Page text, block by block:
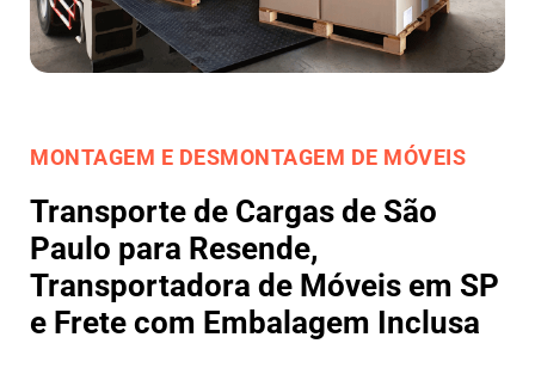
MONTAGEM E DESMONTAGEM DE MÓVEIS
Transporte de Cargas de São
Paulo para Resende,
Transportadora de Móveis em SP
e Frete com Embalagem Inclusa